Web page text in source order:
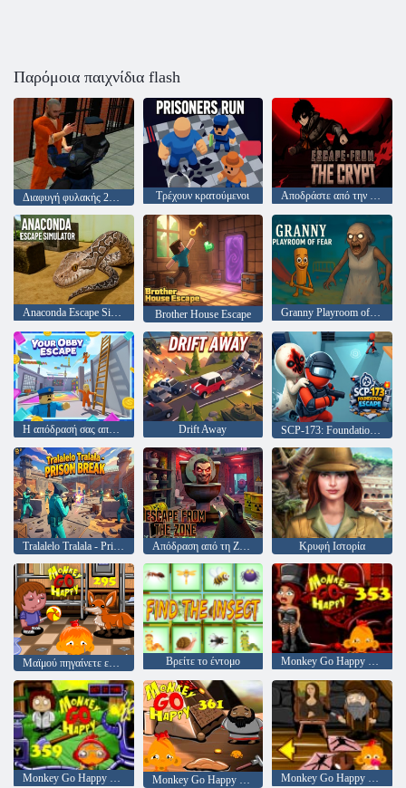
Παρόμοια παιχνίδια flash
Διαφυγή φυλακής 2020 Τρέχουν κρατούμενοι Αποδράστε από την κρύπτη
Anaconda Escape Simulator Brother House Escape Granny Playroom of Fear
Η απόδρασή σας από τον Όμπι Drift Away SCP-173: Foundation Escape
Tralalelo Tralala - Prison Break Απόδραση από τη Ζώνη Κρυφή Ιστορία
Βρείτε το έντομο Monkey Go Happy Stage 353
Monkey Go Happy Stage 359 Monkey Go Happy Stage 371